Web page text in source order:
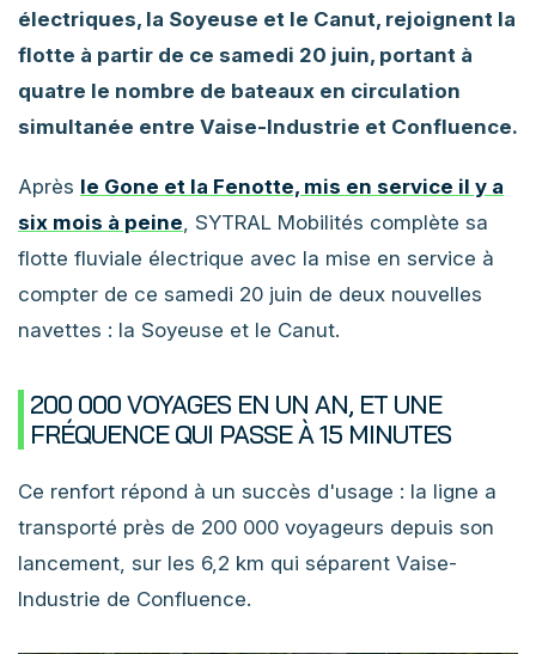
électriques, la Soyeuse et le Canut, rejoignent la
flotte à partir de ce samedi 20 juin, portant à
quatre le nombre de bateaux en circulation
simultanée entre Vaise-Industrie et Confluence.
Après le Gone et la Fenotte, mis en service il y a
six mois à peine, SYTRAL Mobilités complète sa
flotte fluviale électrique avec la mise en service à
compter de ce samedi 20 juin de deux nouvelles
navettes : la Soyeuse et le Canut.
200 000 VOYAGES EN UN AN, ET UNE
FRÉQUENCE QUI PASSE À 15 MINUTES
Ce renfort répond à un succès d'usage : la ligne a
transporté près de 200 000 voyageurs depuis son
lancement, sur les 6,2 km qui séparent Vaise-
Industrie de Confluence.